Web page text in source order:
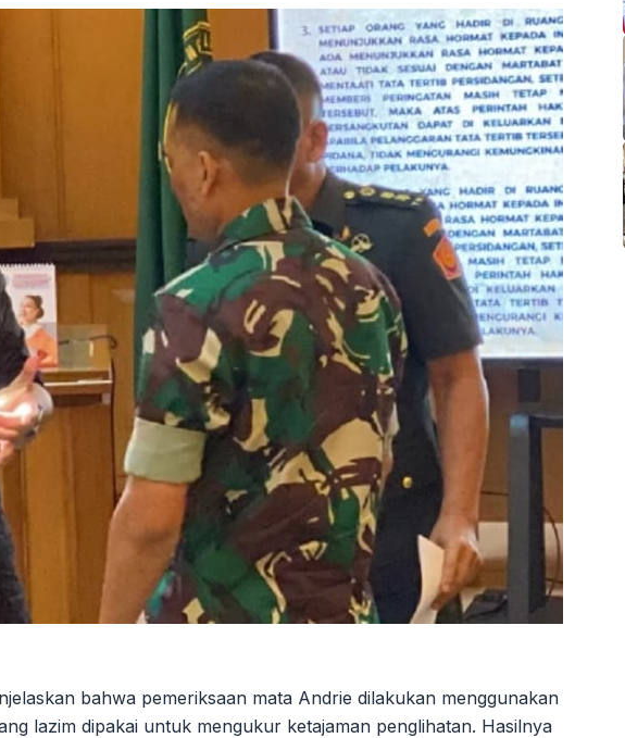
bahwa pemeriksaan mata Andrie dilakukan menggunakan
lazim dipakai untuk mengukur ketajaman penglihatan. Hasilnya